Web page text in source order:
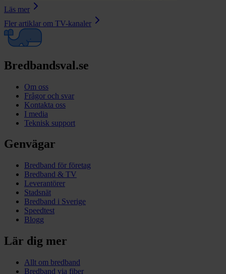
Läs mer
Fler artiklar om TV-kanaler
Bredbandsval.se
Om oss
Frågor och svar
Kontakta oss
I media
Teknisk support
Genvägar
Bredband för företag
Bredband & TV
Leverantörer
Stadsnät
Bredband i Sverige
Speedtest
Blogg
Lär dig mer
Allt om bredband
Bredband via fiber